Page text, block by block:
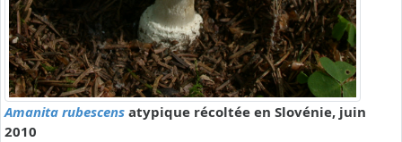
Amanita rubescens atypique récoltée en Slovénie, juin
2010